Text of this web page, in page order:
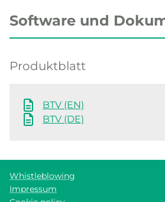
Software und
Produktblatt
BTV (EN)
BTV (DE)
Whistleblowing
Impressum